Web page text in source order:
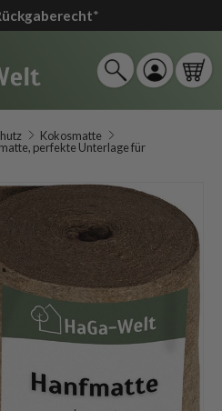
öffnen *
SucheEinloggen
Kokosmatte
perfekte Unterlage für